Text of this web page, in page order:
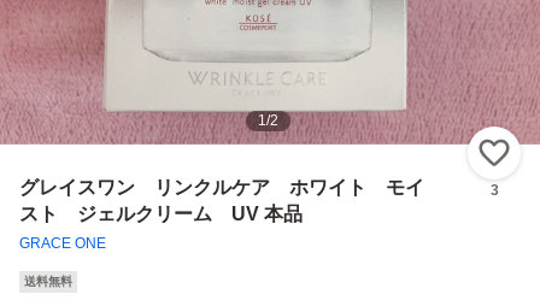
1/2
グレイスワン リンクルケア ホワイト モイ
スト ジェルクリーム UV 本品
GRACE ONE
3
送料無料